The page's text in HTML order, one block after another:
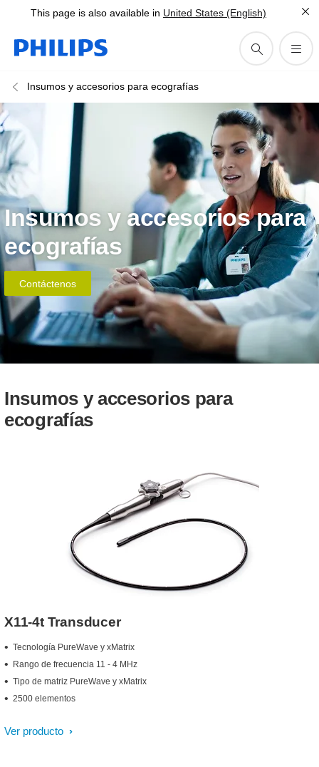
This page is also available in United States (English)
Insumos y accesorios para ecografías
Insumos y accesorios para
ecografías
Contáctenos
Insumos y accesorios para
ecografías
X11-4t Transducer
Tecnología PureWave y xMatrix
Rango de frecuencia 11 - 4 MHz
Tipo de matriz PureWave y xMatrix
2500 elementos
Ver producto